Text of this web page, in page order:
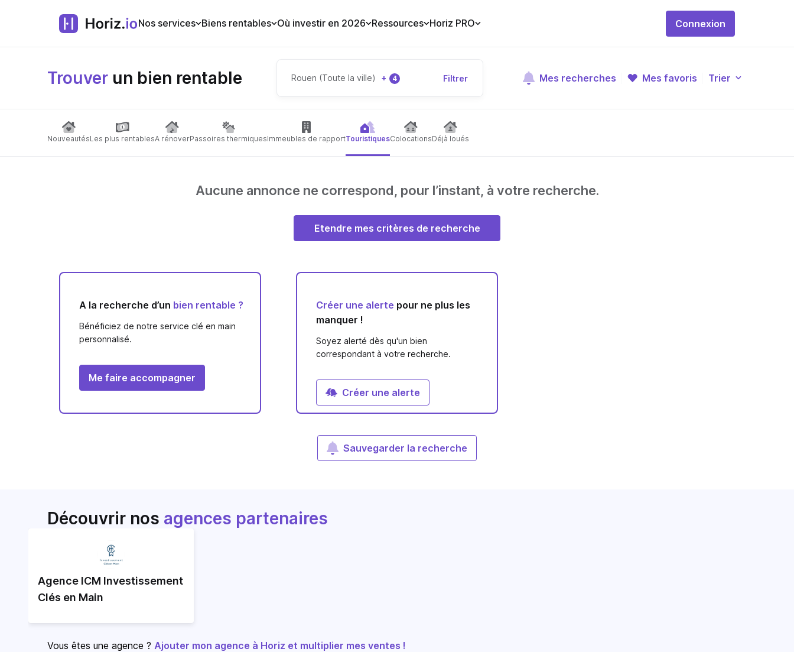
Nos services Biens rentables Où investir en 2026 Ressources Horiz PRO Connexion
Trouver un bien rentable Rouen (Toute la ville) + 4 Filtrer Mes recherches Mes favoris Trier
NouveautésLes plus rentablesA rénoverPassoires thermiquesImmeubles de rapportTouristiquesColocationsDéjà loués
Aucune annonce ne correspond, pour l’instant, à votre recherche.
Etendre mes critères de recherche
A la recherche d’un bien rentable ?
Bénéficiez de notre service clé en main
personnalisé.
Me faire accompagner
Créer une alerte pour ne plus les
manquer !
Soyez alerté dès qu'un bien
correspondant à votre recherche.
Créer une alerte
Sauvegarder la recherche
Découvrir nos agences partenaires
Agence ICM Investissement
Clés en Main
Vous êtes une agence ? Ajouter mon agence à Horiz et multiplier mes ventes !